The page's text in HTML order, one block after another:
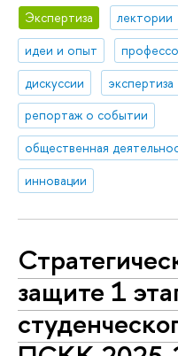
Экспертиза
лектории
идеи и опыт
дискуссии
экспертиза
репортаж о событии
общественная
инновации
защите 1